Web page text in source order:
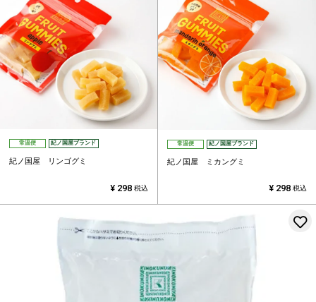
常温便 紀ノ国屋ブランド
紀ノ国屋 リンゴグミ
¥ 298 税込
常温便 紀ノ国屋ブランド
紀ノ国屋 ミカングミ
¥ 298 税込